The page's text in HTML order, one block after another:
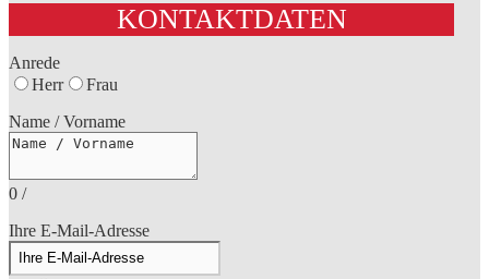
KONTAKTDATEN
Anrede
Herr
Frau
Name / Vorname
0 /
Ihre E-Mail-Adresse